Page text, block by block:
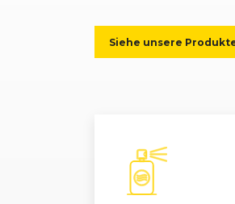
Siehe unsere